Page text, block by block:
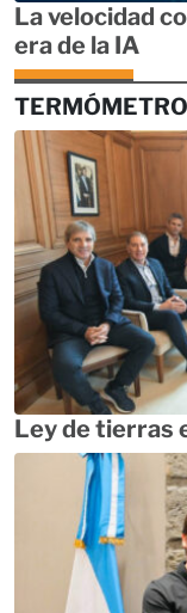
La velocidad
era de la IA
Ley de tierras